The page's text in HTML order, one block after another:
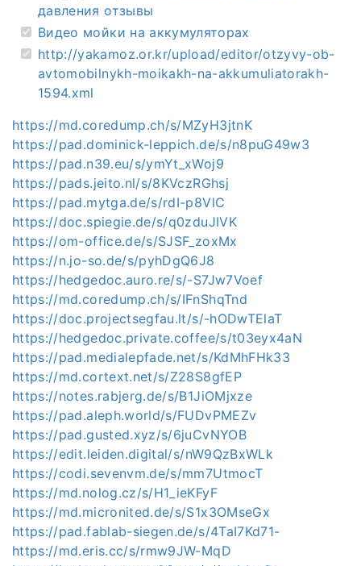
давления отзывы
Видео мойки на аккумуляторах
http://yakamoz.or.kr/upload/editor/otzyvy-ob-
avtomobilnykh-moikakh-na-akkumuliatorakh-
1594.xml
https://md.coredump.ch/s/MZyH3jtnK
https://pad.dominick-leppich.de/s/n8puG49w3
https://pad.n39.eu/s/ymYt_xWoj9
https://pads.jeito.nl/s/8KVczRGhsj
https://pad.mytga.de/s/rdI-p8VlC
https://doc.spiegie.de/s/q0zduJIVK
https://om-office.de/s/SJSF_zoxMx
https://n.jo-so.de/s/pyhDgQ6J8
https://hedgedoc.auro.re/s/-S7Jw7Voef
https://md.coredump.ch/s/IFnShqTnd
https://doc.projectsegfau.lt/s/-hODwTElaT
https://hedgedoc.private.coffee/s/t03eyx4aN
https://pad.medialepfade.net/s/KdMhFHk33
https://md.cortext.net/s/Z28S8gfEP
https://notes.rabjerg.de/s/B1JiOMjxze
https://pad.aleph.world/s/FUDvPMEZv
https://pad.gusted.xyz/s/6juCvNYOB
https://edit.leiden.digital/s/nW9QzBxWLk
https://codi.sevenvm.de/s/mm7UtmocT
https://md.nolog.cz/s/H1_ieKFyF
https://md.micronited.de/s/S1x3OMseGx
https://pad.fablab-siegen.de/s/4TaI7Kd71-
https://md.eris.cc/s/rmw9JW-MqD